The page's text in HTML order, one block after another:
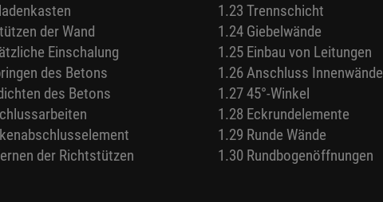
der Wand
Einschalung
des Betons
des Betons
der Richtstützen
1.23 Trennschicht
1.24 Giebelwände
1.25 Einbau von Leitungen
1.26 Anschluss Innenwände
1.27 45°-Winkel
1.28 Eckrundelemente
1.29 Runde Wände
1.30 Rundbogenöffnungen